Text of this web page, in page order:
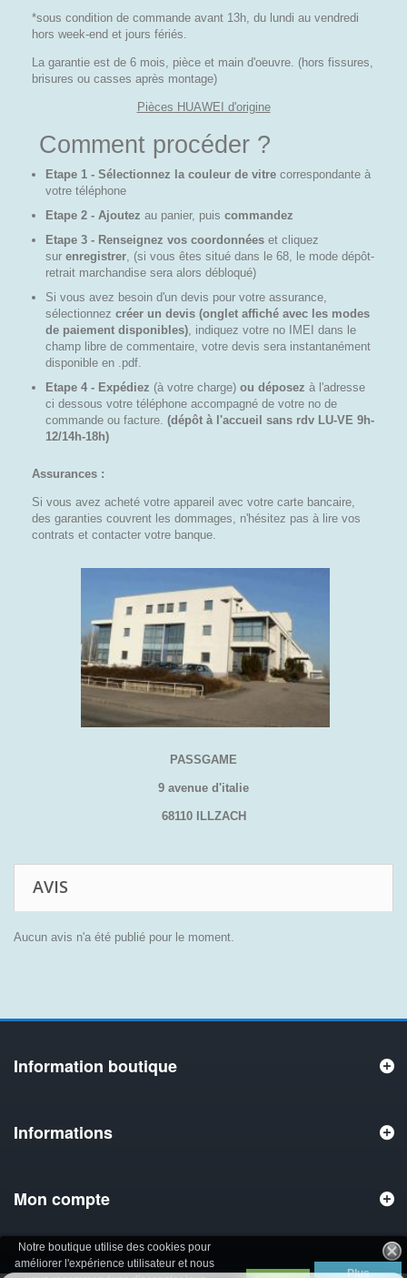
Notre boutique utilise des cookies pour
améliorer l'expérience utilisateur et nous
Plus
*sous condition de commande avant 13h, du lundi au vendredi
hors week-end et jours fériés.
La garantie est de 6 mois, pièce et main d'oeuvre. (hors fissures,
brisures ou casses après montage)
Pièces HUAWEI d'origine
Comment procéder ?
Etape 1 - Sélectionnez la couleur de vitre correspondante à
votre téléphone
Etape 2 - Ajoutez au panier, puis commandez
Etape 3 - Renseignez vos coordonnées et cliquez
sur enregistrer , (si vous êtes situé dans le 68, le mode dépôt-
retrait marchandise sera alors débloqué)
Si vous avez besoin d'un devis pour votre assurance,
sélectionnez créer un devis (onglet affiché avec les modes
de paiement disponibles) , indiquez votre no IMEI dans le
champ libre de commentaire, votre devis sera instantanément
disponible en .pdf.
Etape 4 - Expédiez (à votre charge) ou déposez à l'adresse
ci dessous votre téléphone accompagné de votre no de
commande ou facture. (dépôt à l'accueil sans rdv LU-VE 9h-
12/14h-18h)
Assurances :
Si vous avez acheté votre appareil avec votre carte bancaire,
des garanties couvrent les dommages, n'hésitez pas à lire vos
contrats et contacter votre banque.
PASSGAME
9 avenue d'italie
68110 ILLZACH
AVIS
Aucun avis n'a été publié pour le moment.
Information boutique
Informations
Mon compte